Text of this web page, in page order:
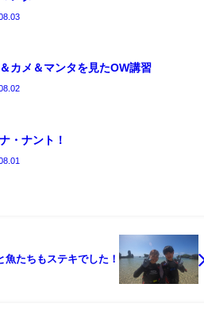
カメ＆マンタを見たOW講習
・ナント！
魚たちもステキでした！